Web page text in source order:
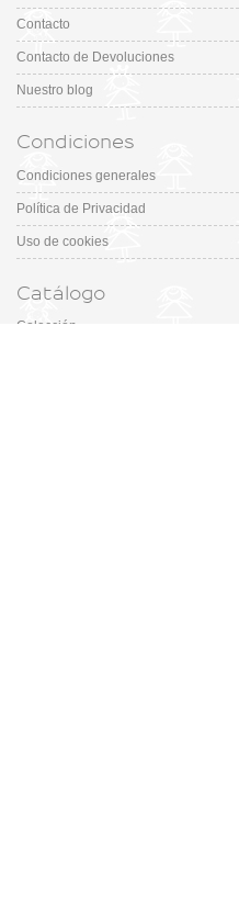
Contacto
Contacto de Devoluciones
Nuestro blog
Condiciones
Condiciones generales
Política de Privacidad
Uso de cookies
Catálogo
Colección